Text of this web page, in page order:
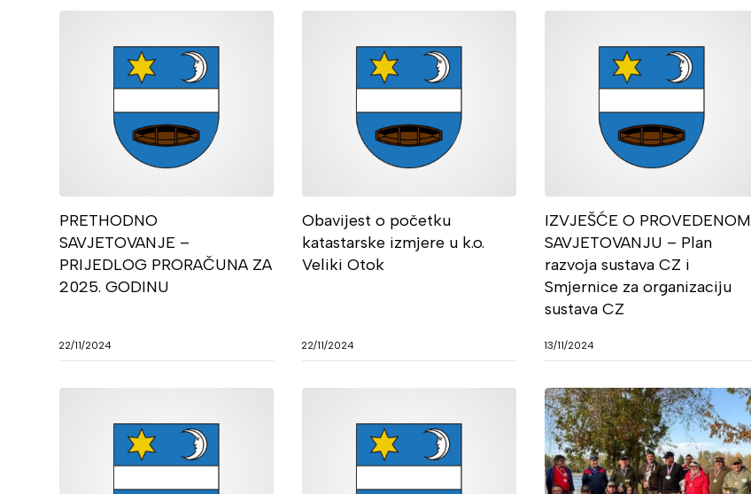
PRETHODNO
SAVJETOVANJE –
PRIJEDLOG PRORAČUNA ZA
2025. GODINU
22/11/2024
Obavijest o početku
katastarske izmjere u k.o.
Veliki Otok
22/11/2024
IZVJEŠĆE O PROVEDENOM
SAVJETOVANJU – Plan
razvoja sustava CZ i
Smjernice za organizaciju
sustava CZ
13/11/2024